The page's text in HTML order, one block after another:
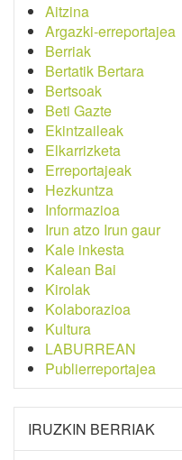
Aitzina
Argazki-erreportajea
Berriak
Bertatik Bertara
Bertsoak
Beti Gazte
Ekintzaileak
Elkarrizketa
Erreportajeak
Hezkuntza
Informazioa
Irun atzo Irun gaur
Kale inkesta
Kalean Bai
Kirolak
Kolaborazioa
Kultura
LABURREAN
Publierreportajea
IRUZKIN BERRIAK